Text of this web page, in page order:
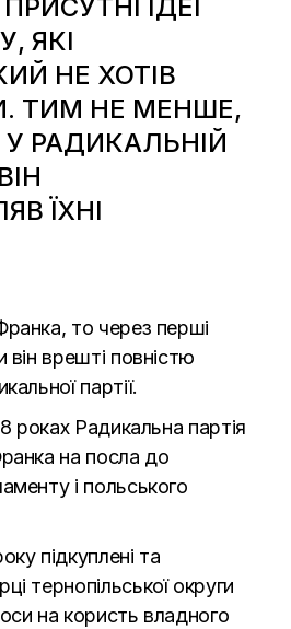
ІДЕЇ
ЯКІ
НЕ ХОТІВ
ТИМ НЕ МЕНШЕ,
РАДИКАЛЬНІЙ
ЇХНІ
то через перші
він врешті повністю
партії.
роках Радикальна партія
на посла до
і польського
підкуплені та
тернопільської округи
на користь владного